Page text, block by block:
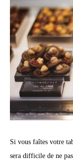
Si vous faîtes votre
sera difficile de ne